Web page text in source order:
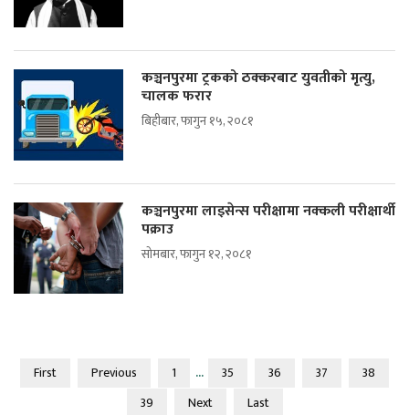
कञ्चनपुरमा ट्रकको ठक्करबाट युवतीको मृत्यु,
चालक फरार
बिहीबार, फागुन १५, २०८१
कञ्चनपुरमा लाइसेन्स परीक्षामा नक्कली परीक्षार्थी
पक्राउ
सोमबार, फागुन १२, २०८१
First Previous 1 ... 35 36 37
38
39
Next Last